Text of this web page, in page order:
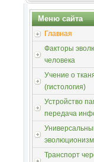
Меню сайта
Главная
Факторы
человека
Учение о
(гистология)
Устройство
передача
эволюционизм
Транспорт